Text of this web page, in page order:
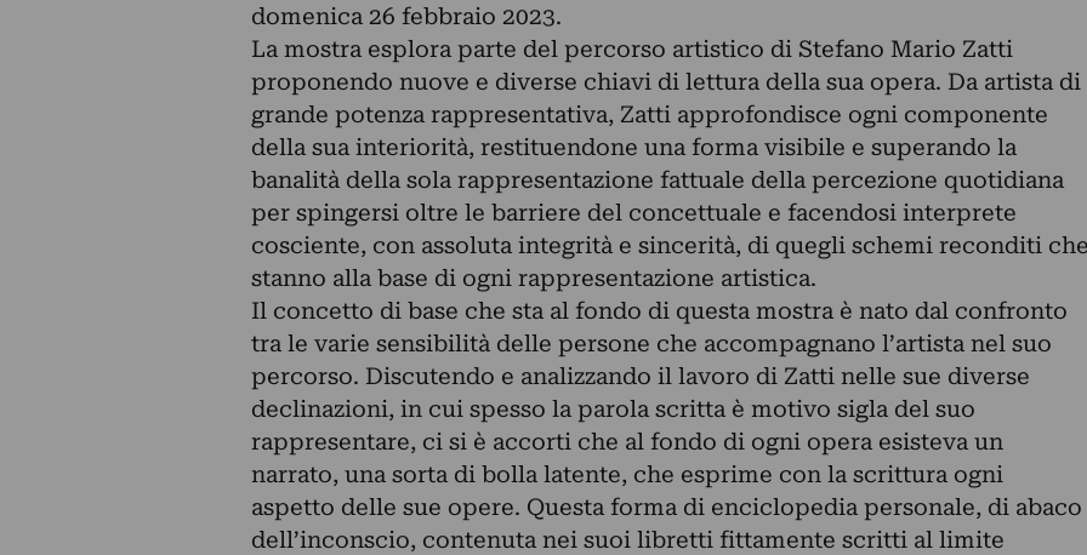
domenica 26 febbraio 2023.
La mostra esplora parte del percorso artistico di Stefano Mario Zatti
proponendo nuove e diverse chiavi di lettura della sua opera. Da artista di
grande potenza rappresentativa, Zatti approfondisce ogni componente
della sua interiorità, restituendone una forma visibile e superando la
banalità della sola rappresentazione fattuale della percezione quotidiana
per spingersi oltre le barriere del concettuale e facendosi interprete
cosciente, con assoluta integrità e sincerità, di quegli schemi reconditi
stanno alla base di ogni rappresentazione artistica.
Il concetto di base che sta al fondo di questa mostra è nato dal confronto
tra le varie sensibilità delle persone che accompagnano l’artista nel suo
percorso. Discutendo e analizzando il lavoro di Zatti nelle sue diverse
declinazioni, in cui spesso la parola scritta è motivo sigla del suo
rappresentare, ci si è accorti che al fondo di ogni opera esisteva un
narrato, una sorta di bolla latente, che esprime con la scrittura ogni
aspetto delle sue opere. Questa forma di enciclopedia personale, di abaco
dell’inconscio, contenuta nei suoi libretti fittamente scritti al limite